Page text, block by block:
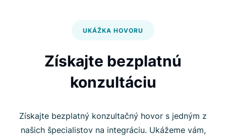
UKÁŽKA HOVORU
Získajte bezplatnú
konzultáciu
Získajte bezplatný konzultačný hovor s jedným z
našich špecialistov na integráciu. Ukážeme vám,